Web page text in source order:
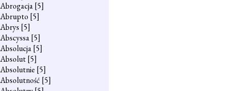
Abrogacja[5]
Abrupto [5]
Abrys [5]
Abscyssa[5]
Absolucja[5]
Absolut[5]
Absolutnie [5]
Absolutność [5]